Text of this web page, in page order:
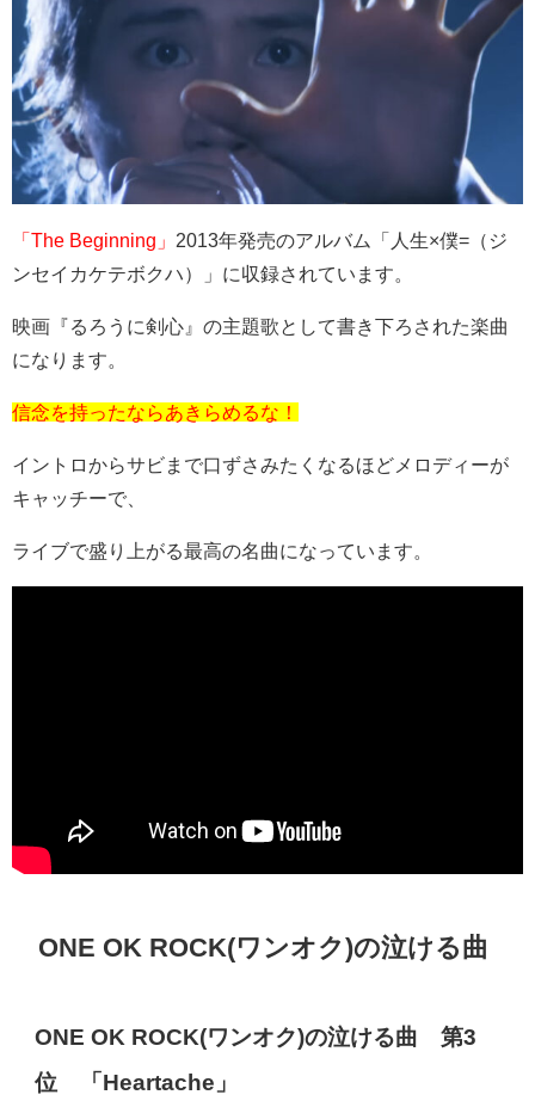
「The Beginning」 2013年発売のアルバム「人生×僕= （ジ
ンセイカケテボクハ）」に収録されています。
映画『るろうに剣心』の主題歌として書き下ろされた楽曲
になります。
信念を持ったならあきらめるな！
イントロからサビまで口ずさみたくなるほどメロディーが
キャッチーで、
ライブで盛り上がる最高の名曲になっています。
ONE OK ROCK(ワンオク)の泣ける曲
ONE OK ROCK(ワンオク)の泣ける曲 第3
位 「 Heartache 」